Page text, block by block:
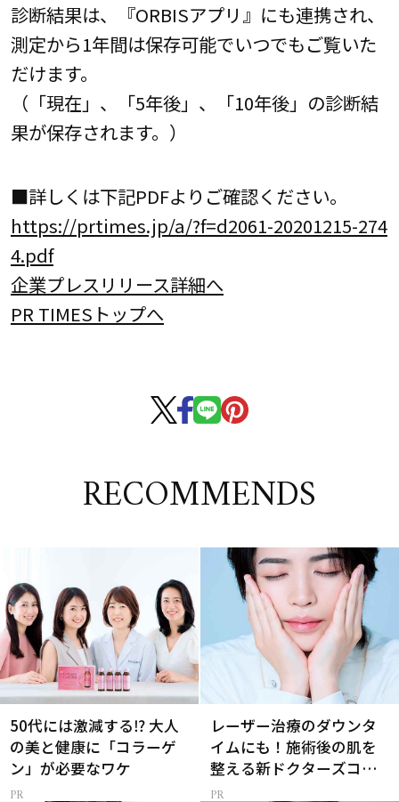
診断結果は、『ORBISアプリ』にも連携され、
測定から1年間は保存可能でいつでもご覧いた
だけます。
（「現在」、「5年後」、「10年後」の診断結
果が保存されます。）
■詳しくは下記PDFよりご確認ください。
https://prtimes.jp/a/?f=d2061-20201215-274
4.pdf
企業プレスリリース詳細へ
PR TIMESトップへ
RECOMMENDS
50代には激減する⁉ 大人
の美と健康に「コラーゲ
ン」が必要なワケ
レーザー治療のダウンタ
イムにも！施術後の肌を
整える新ドクターズコス
メ